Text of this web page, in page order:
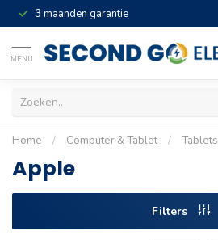
3 maanden garantie
MENU
Home / Computer & Tablet / Tablets
Apple
Filters